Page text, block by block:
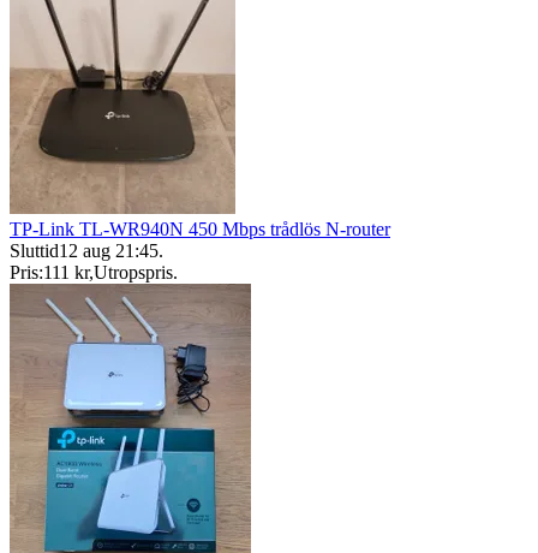
TP-Link TL-WR940N 450 Mbps trådlös N-router
Sluttid12 aug 21:45.
Pris:111 kr,Utropspris.